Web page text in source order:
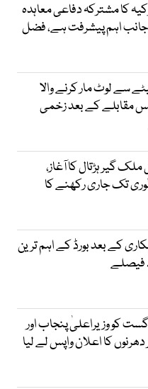
کا مشترکہ دفاعی معاہدہ
جانب اہم پیشرفت ہے، فضل
سے لوٹ مار کرنے والا
مقابلے کے بعد زخمی
گیر ہڑتال کا آغاز،
تک جاری رکھنے کا
کے بعد بورڈ کے اہم ترین
فیصلے
نعیم نے 9 اگست کو وزیراعلیٰ پنجاب اور
دھرنوں کا اعلان واپس لے لیا